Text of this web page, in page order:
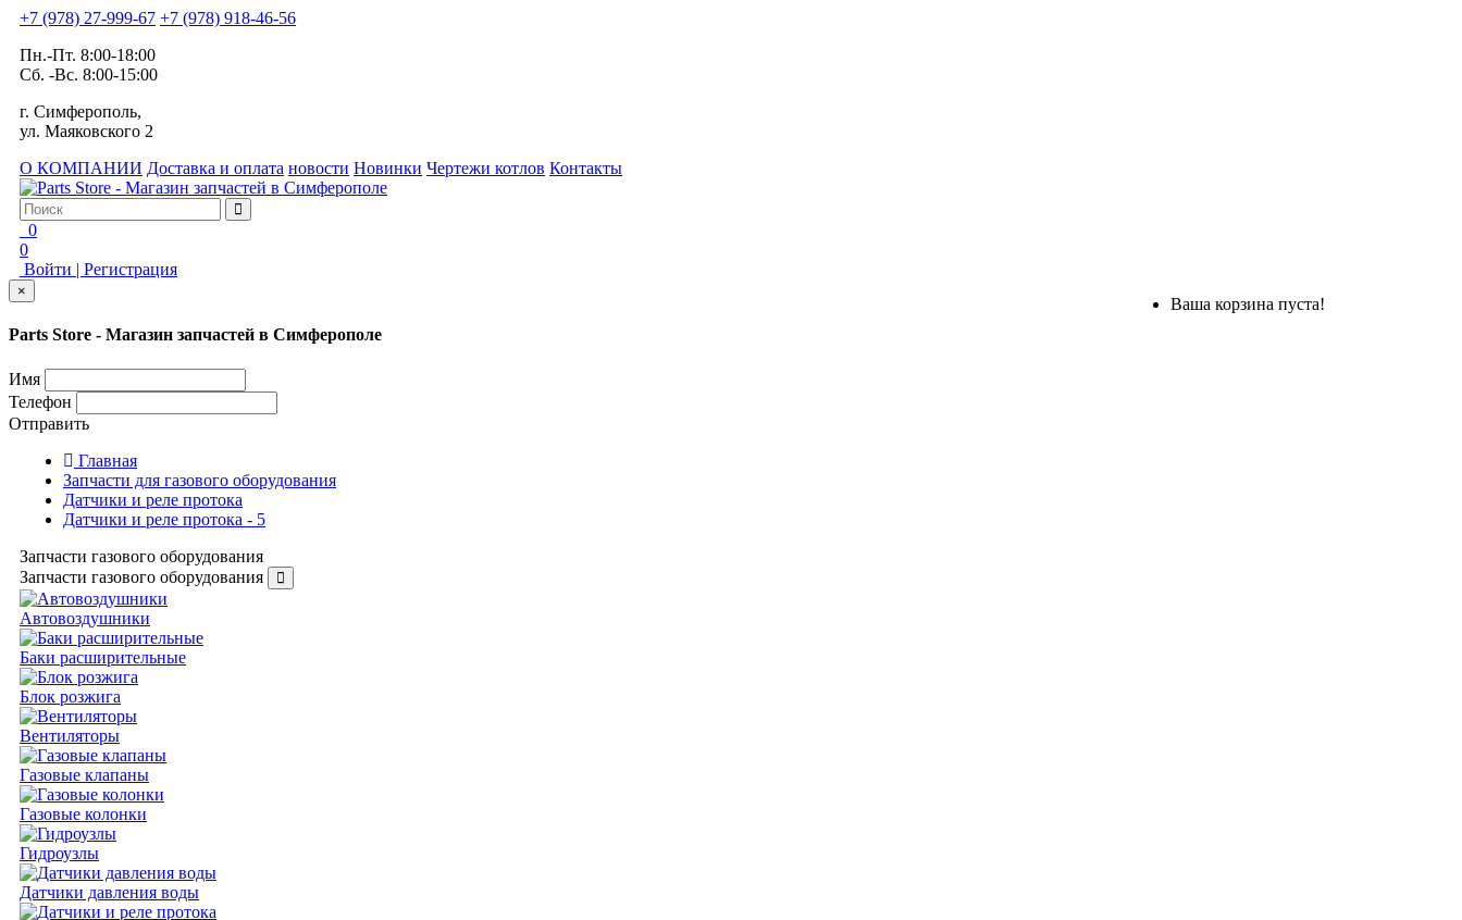
+7 (978) 27-999-67 +7 (978) 918-46-56
Пн.-Пт. 8:00-18:00
Сб. -Вс. 8:00-15:00
г. Симферополь,
ул. Маяковского 2
О КОМПАНИИ Доставка и оплата новости Новинки Чертежи котлов Контакты
0
0
Ваша корзина пуста!
Войти | Регистрация
×
Parts Store - Магазин запчастей в Симферополе
Имя
Телефон
Отправить
Главная
Запчасти для газового оборудования
Датчики и реле протока
Датчики и реле протока - 5
Запчасти газового оборудования
Запчасти газового оборудования
Автовоздушники
Баки расширительные
Блок розжига
Вентиляторы
Газовые клапаны
Газовые колонки
Гидроузлы
Датчики давления воды